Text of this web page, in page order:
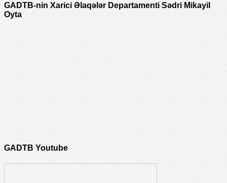
GADTB-nin Xarici Əlaqələr Departamenti Sədri Mikayil
Oyta
GADTB Youtube